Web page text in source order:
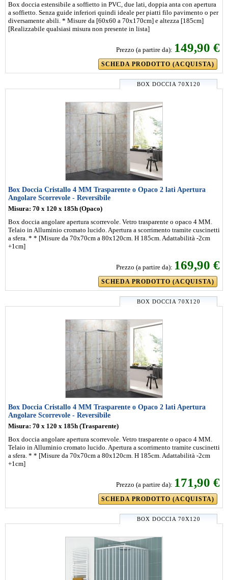
Box doccia estensibile a soffietto in PVC, due lati, doppia anta con apertura
a soffietto. Senza guide inferiori quindi ideale per piatti filo pavimento o per
diversamente abili. * Misure da [60x60 a 70x170cm] e altezza [185cm]
[Realizzabile qualsiasi misura non presente in lista]
Prezzo (a partire da): 149,90 €
SCHEDA PRODOTTO (ACQUISTA)
BOX DOCCIA 70X120
Box Doccia Cristallo 4 MM Trasparente o Opaco 2 lati Apertura
Angolare Scorrevole - Reversibile
Misura: 70 x 120 x 185h (Opaco)
Box doccia angolare apertura scorrevole. Vetro trasparente o opaco 4 MM.
Telaio in Alluminio cromato lucido. Apertura a scorrimento tramite cuscinetti
a sfera. * * [Misure da 70x70cm a 80x120cm. H 185cm. Adattabilità -2cm
+1cm]
Prezzo (a partire da): 169,90 €
SCHEDA PRODOTTO (ACQUISTA)
BOX DOCCIA 70X120
Box Doccia Cristallo 4 MM Trasparente o Opaco 2 lati Apertura
Angolare Scorrevole - Reversibile
Misura: 70 x 120 x 185h (Trasparente)
Box doccia angolare apertura scorrevole. Vetro trasparente o opaco 4 MM.
Telaio in Alluminio cromato lucido. Apertura a scorrimento tramite cuscinetti
a sfera. * * [Misure da 70x70cm a 80x120cm. H 185cm. Adattabilità -2cm
+1cm]
Prezzo (a partire da): 171,90 €
SCHEDA PRODOTTO (ACQUISTA)
BOX DOCCIA 70X120